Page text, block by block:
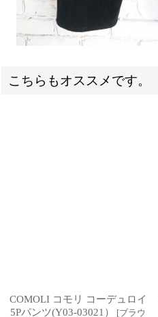
こちらもオススメです。
COMOLI コモリ コーデュロイ
5Pパンツ(Y03-03021）
[ブラウ